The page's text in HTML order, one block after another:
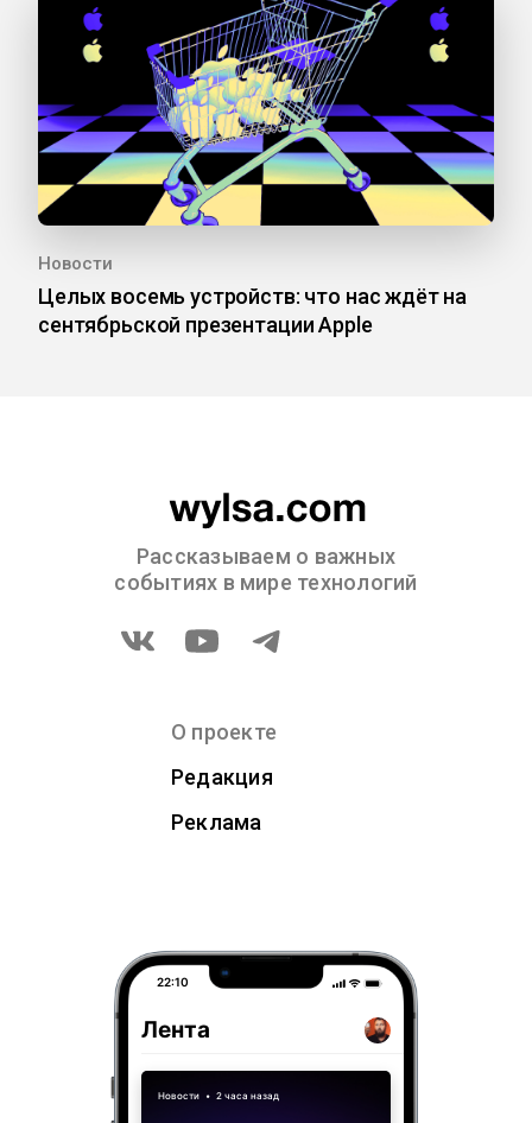
Новости
Целых восемь устройств: что нас ждёт на
сентябрьской презентации Apple
Рассказываем о важных
событиях в мире технологий
О проекте
Редакция
Реклама
22:10
Лента
Новости • 2 часа назад